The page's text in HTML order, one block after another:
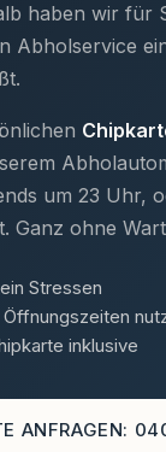
haben wir für
Abholservice
um 23 Uhr,
Ganz ohne
Stressen
inklusive
ANFRAGEN: